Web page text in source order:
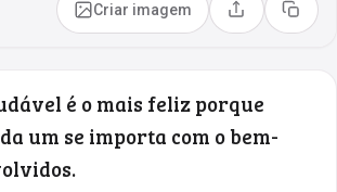
Criar imagem Compartilhar
Copiar
é o mais feliz porque
um se importa com o bem-